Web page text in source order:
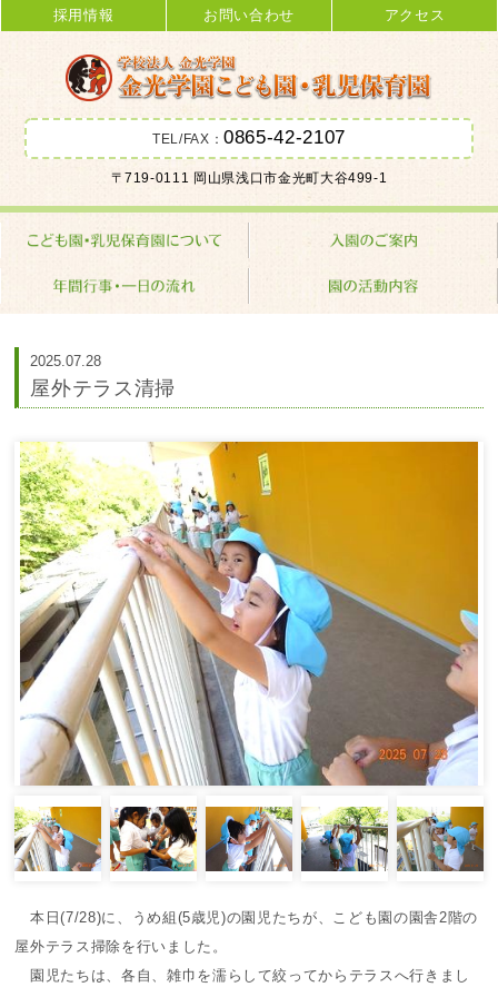
金光学園こども園･乳児保育園 学校
法人 金光学園
採用情報 お問い合わせ アクセス
TEL/FAX：0865-42-2107
〒719-0111 岡山県浅口市金光町大谷499-1
2025.07.28
屋外テラス清掃
本日(7/28)に、うめ組(5歳児)の園児たちが、こども園の園舎2階の
屋外テラス掃除を行いました。
園児たちは、各自、雑巾を濡らして絞ってからテラスへ行きまし